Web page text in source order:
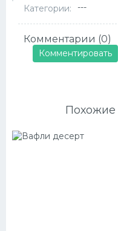
Категории: ---
Комментарии (0)
Комментировать